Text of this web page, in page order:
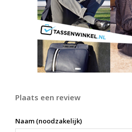
Plaats een review
Naam (noodzakelijk)